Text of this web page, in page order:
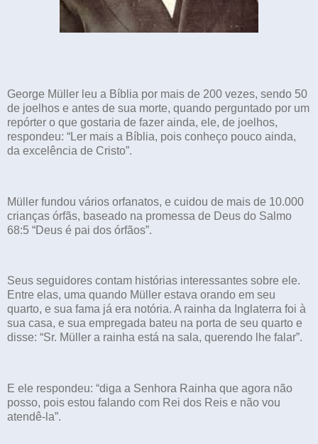
George Müller leu a Bíblia por mais de 200 vezes, sendo 50
de joelhos e antes de sua morte, quando perguntado por um
repórter o que gostaria de fazer ainda, ele, de joelhos,
respondeu: “Ler mais a Bíblia, pois conheço pouco ainda,
da excelência de Cristo”.
Müller fundou vários orfanatos, e cuidou de mais de 10.000
crianças órfãs, baseado na promessa de Deus do Salmo
68:5 “Deus é pai dos órfãos”.
Seus seguidores contam histórias interessantes sobre ele.
Entre elas, uma quando Müller estava orando em seu
quarto, e sua fama já era notória. A rainha da Inglaterra foi à
sua casa, e sua empregada bateu na porta de seu quarto e
disse: “Sr. Müller a rainha está na sala, querendo lhe falar”.
E ele respondeu: “diga a Senhora Rainha que agora não
posso, pois estou falando com Rei dos Reis e não vou
atendê-la”.